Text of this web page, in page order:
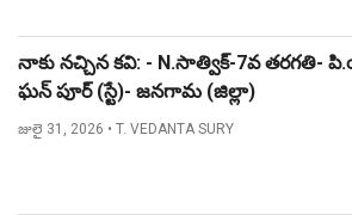
నాకు నచ్చిన కవి: - N.సాత్విక్-7వ తరగతి-
ఘన్ పూర్ (స్టే)- జనగామ (జిల్లా)
జులై 31, 2026 • T. VEDANTA SURY